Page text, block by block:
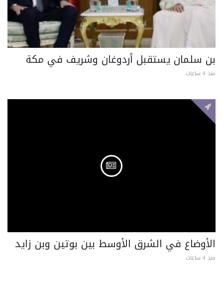
بن سلمان يستقبل أردوغان وشريف في مكة
منذ 4 ساعات
الأوضاع في الشرق الأوسط بين بوتين وبن زايد
منذ 4 ساعات